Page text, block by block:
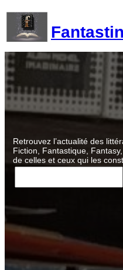
contenu
Retrouvez l’actualité des
Fiction, Fantastique,
de celles et ceux qui les
R
c
e
c